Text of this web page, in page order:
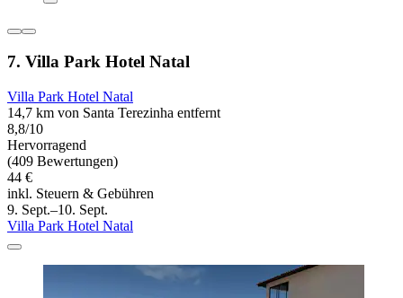
7. Villa Park Hotel Natal
Villa Park Hotel Natal
14,7 km von Santa Terezinha entfernt
8,8/10
Hervorragend
(409 Bewertungen)
44 €
inkl. Steuern & Gebühren
9. Sept.–10. Sept.
Villa Park Hotel Natal